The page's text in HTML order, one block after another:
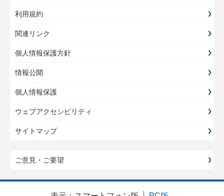
利用規約
関連リンク
個人情報保護方針
情報公開
個人情報保護
ウェブアクセシビリティ
サイトマップ
ご意見・ご要望